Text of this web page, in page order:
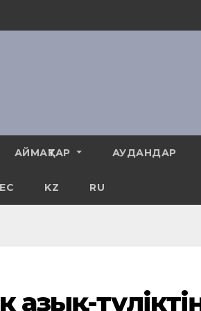
АЙМАҚТАР АУДАНДАР
KZ RU
азық-